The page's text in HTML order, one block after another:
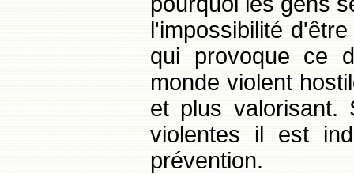
l'impossibilité
qui provoque ce
monde violent
et plus valorisant.
violentes il est
prévention.